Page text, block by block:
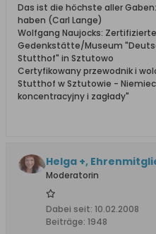
Das ist die höchste aller
haben (Carl Lange)
Wolfgang Naujocks:
Gedenkstätte/Museum
Stutthof" in Sztutowo
Certyfikowany przewodnik i
Stutthof w Sztutowie -
koncentracyjny i zagłady"
Helga +,
Moderatorin
Dabei seit: 10.02.2008
Beiträge: 1948